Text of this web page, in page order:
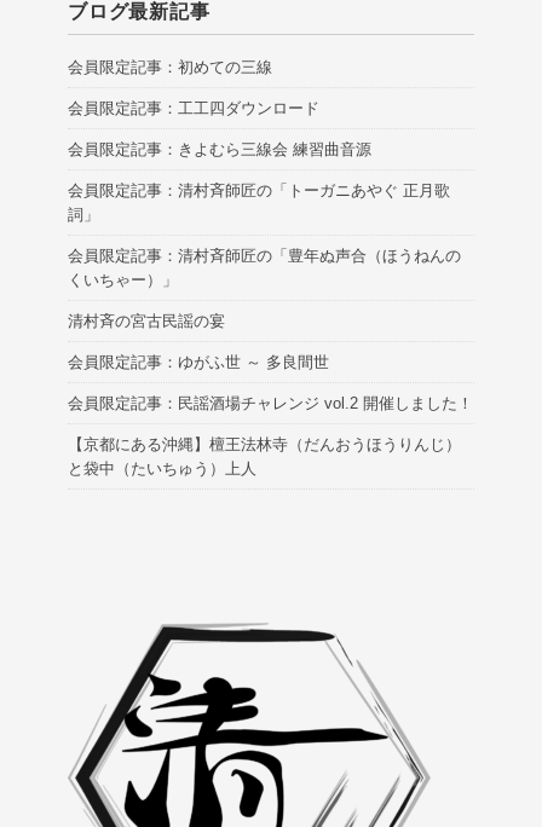
ブログ最新記事
会員限定記事：初めての三線
会員限定記事：工工四ダウンロード
会員限定記事：きよむら三線会 練習曲音源
会員限定記事：清村斉師匠の「トーガニあやぐ 正月歌
詞」
会員限定記事：清村斉師匠の「豊年ぬ声合（ほうねんの
くいちゃー）」
清村斉の宮古民謡の宴
会員限定記事：ゆがふ世 ～ 多良間世
会員限定記事：民謡酒場チャレンジ vol.2 開催しました！
【京都にある沖縄】檀王法林寺（だんおうほうりんじ）
と袋中（たいちゅう）上人